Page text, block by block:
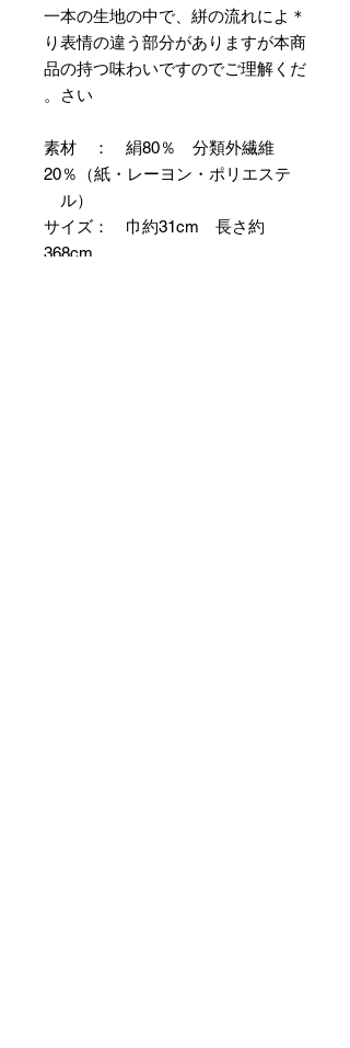
＊一本の生地の中で、絣の流れによ
り表情の違う部分がありますが本商
品の持つ味わいですのでご理解くだ
さい。
素材 ： 絹80％ 分類外繊維
20％（紙・レーヨン・ポリエステ
ル）
サイズ： 巾約31cm 長さ約
368cm